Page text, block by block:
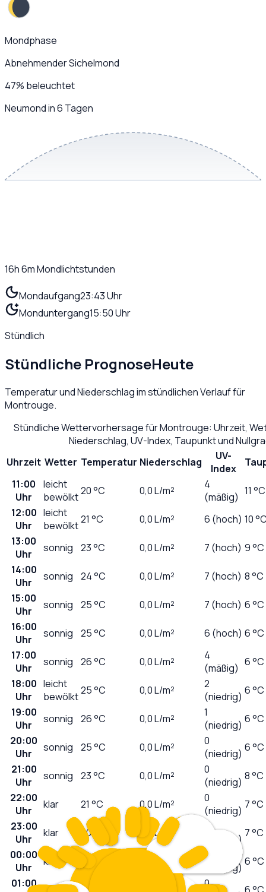
Mondphase
Abnehmender Sichelmond
47% beleuchtet
Neumond in 6 Tagen
16h 6mMondlichtstunden
Mondaufgang23:43 Uhr
Monduntergang15:50 Uhr
Stündlich
Stündliche PrognoseHeute
Temperatur und Niederschlag im stündlichen Verlauf für
Montrouge.
Stündliche Wettervorhersage fürMontrouge: Uhrzeit,
Niederschlag, UV-Index, Taupunkt und
Uhrzeit Wetter Temperatur Niederschlag
UV-
Index
11:00
Uhr
leicht
bewölkt20°C 0,0L/m²
4
(mäßig) 11 °C
12:00
Uhr
leicht
bewölkt21 °C 0,0L/m² 6 (hoch) 10
13:00
Uhr
sonnig 23°C 0,0L/m² 7 (hoch) 9 °C
14:00
Uhr
sonnig 24°C 0,0L/m² 7 (hoch) 8 °C
15:00
Uhr
sonnig 25°C 0,0L/m² 7 (hoch) 6 °C
16:00
Uhr
sonnig 25°C 0,0L/m² 6 (hoch) 6 °C
17:00
Uhr
sonnig 26°C 0,0L/m²
4
(mäßig) 6 °C
18:00
Uhr
leicht
bewölkt25°C 0,0L/m²
2
(niedrig) 6 °C
19:00
Uhr
sonnig 26°C 0,0L/m²
1
(niedrig) 6 °C
20:00
Uhr
sonnig 25°C 0,0L/m²
0
(niedrig) 6 °C
21:00
Uhr
sonnig 23°C 0,0L/m²
0
(niedrig) 8 °C
22:00
Uhr
klar 21 °C 0,0L/m²
0
(niedrig) 7 °C
23:00
Uhr
klar 20°C 0,0 L/m²
0
(niedrig) 7 °C
00:00
Uhr
klar 19 L/m²
0
(niedrig) 6 °C
01:00
0